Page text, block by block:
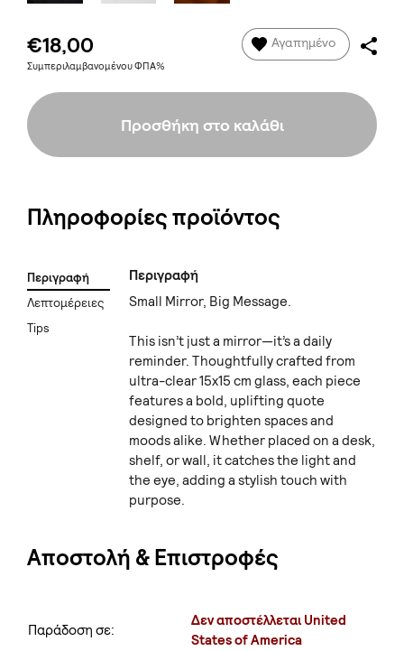
€18,00
Συμπεριλαμβανομένου ΦΠΑ%
Αγαπημένο
Προσθήκη στο καλάθι
Πληροφορίες προϊόντος
Περιγραφή
Λεπτομέρειες
Tips
Περιγραφή
Small Mirror, Big Message.
This isn’t just a mirror—it’s a daily
reminder. Thoughtfully crafted from
ultra-clear 15x15 cm glass, each piece
features a bold, uplifting quote
designed to brighten spaces and
moods alike. Whether placed on a desk,
shelf, or wall, it catches the light and
the eye, adding a stylish touch with
purpose.
Αποστολή & Επιστροφές
Παράδοση σε:
Δεν αποστέλλεται United
States of America